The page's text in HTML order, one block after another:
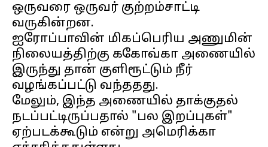
ஒருவரை ஒருவர் குற்றம்சாட்டி
வருகின்றன.
ஐரோப்பாவின் மிகப்பெரிய அணுமின்
நிலையத்திற்கு ககோவ்கா அணையில்
இருந்து தான் குளிரூட்டும் நீர்
வழங்கப்பட்டு வந்ததது.
மேலும், இந்த அணையில் தாக்குதல்
நடப்பட்டிருப்பதால் "பல இறப்புகள்"
ஏற்படக்கூடும் என்று அமெரிக்கா